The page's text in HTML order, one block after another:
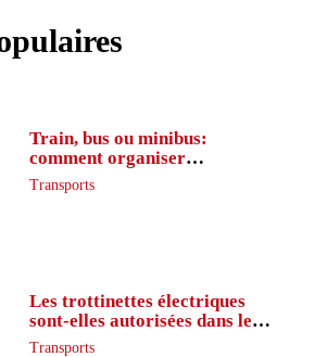
Train, bus ou minibus:
comment organiser
l’itinéraire en France
Transports
Les trottinettes électriques
sont-elles autorisées dans le
métro ?
Transports